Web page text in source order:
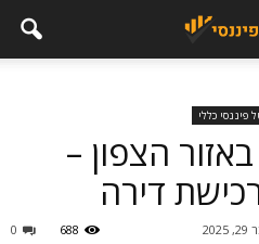
פיננסי כללי
הצפון –
דירה
0 688